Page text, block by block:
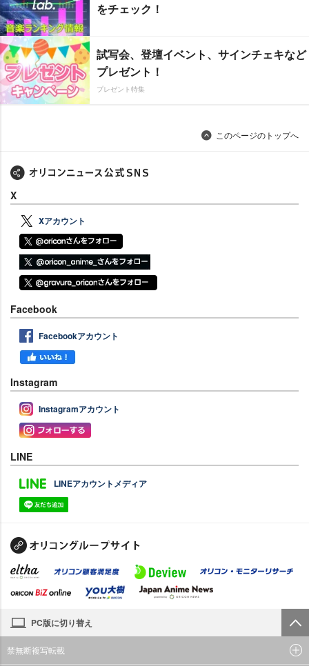
をチェック！
試写会、登壇イベント、サインチェキなど
プレゼント！
プレゼント特集
このページのトップへ
X
Xアカウント
Facebook
Facebookアカウント
Instagram
Instagramアカウント
LINE
LINEアカウントメディア
PC版に切り替え
禁無断複写転載